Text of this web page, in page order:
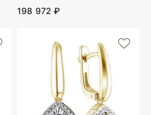
198 972 ₽